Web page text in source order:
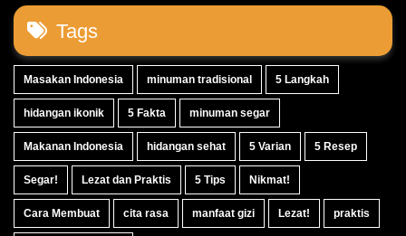
Tags
Masakan Indonesia minuman tradisional 5 Langkah
hidangan ikonik 5 Fakta minuman segar
Makanan Indonesia hidangan sehat 5 Varian 5 Resep
Segar! Lezat dan Praktis 5 Tips Nikmat!
Cara Membuat cita rasa manfaat gizi Lezat! praktis